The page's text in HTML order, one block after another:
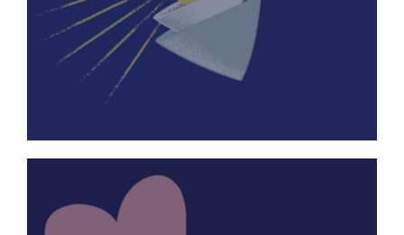
BABY OU KID - 90€
Que votre enfant soit encore un baby ou qu'il ait
déjà quelques années, je passe 1 heure avec vous
unmessagepour@lafilledumagicien.com